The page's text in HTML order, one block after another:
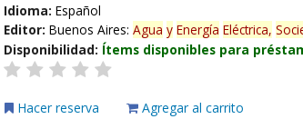
Idioma:Español
Editor:Buenos Aires:Agua y Energía Eléctrica,
Disponibilidad: Ítems disponibles para
Hacer reserva Agregar al carrito